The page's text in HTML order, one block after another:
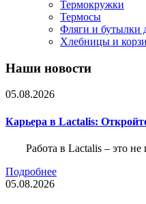
Термокружки
Термосы
Фляги и бутылки
Хлебницы и
Наши новости
05.08.2026
Карьера в Lactalis:
Работа в Lactalis – это
Подробнее
05.08.2026